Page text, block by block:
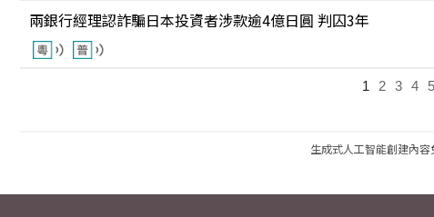
兩銀行經理認詐騙日本投資者涉款逾4億日圓 判囚3年
1 2 3 4 5
生成式人工智能創建內容